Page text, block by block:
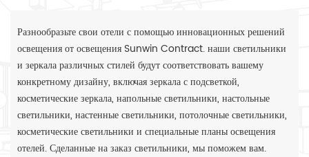
Разнообразьте свои отели с помощью инновационных решений
освещения от освещения Sunwin Contract. наши светильники
и зеркала различных стилей будут соответствовать вашему
конкретному дизайну, включая зеркала с подсветкой,
косметические зеркала, напольные светильники, настольные
светильники, настенные светильники, потолочные светильники,
косметические светильники и специальные планы освещения
отелей. Сделанные на заказ светильники, мы поможем вам.